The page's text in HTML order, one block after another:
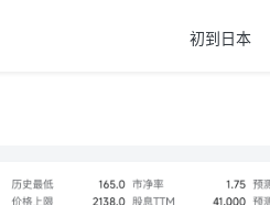
初到日本